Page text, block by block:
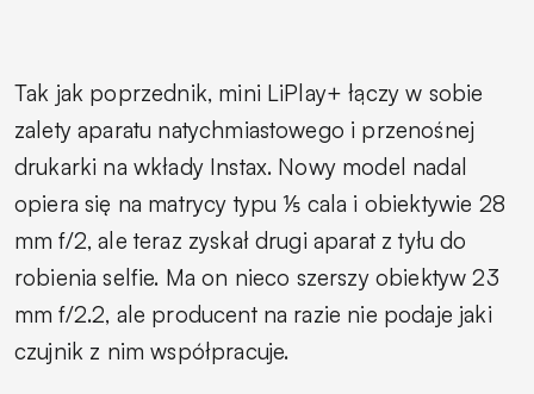
Tak jak poprzednik, mini LiPlay+ łączy w sobie
zalety aparatu natychmiastowego i przenośnej
drukarki na wkłady Instax. Nowy model nadal
opiera się na matrycy typu ⅕ cala i obiektywie 28
mm f/2, ale teraz zyskał drugi aparat z tyłu do
robienia selfie. Ma on nieco szerszy obiektyw 23
mm f/2.2, ale producent na razie nie podaje jaki
czujnik z nim współpracuje.